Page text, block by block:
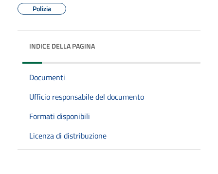
Polizia
INDICE DELLA PAGINA
Documenti
Ufficio responsabile del documento
Formati disponibili
Licenza di distribuzione